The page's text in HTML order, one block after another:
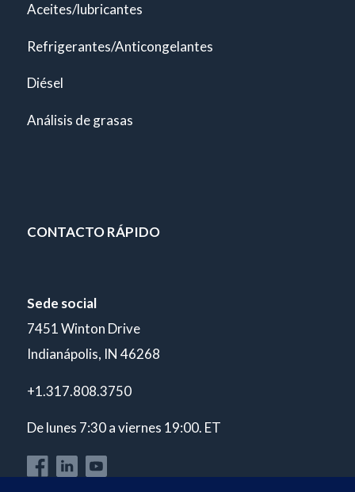
Aceites/lubricantes
Refrigerantes/Anticongelantes
Diésel
Análisis de grasas
CONTACTO RÁPIDO
Sede social
7451 Winton Drive
Indianápolis, IN 46268
+1.317.808.3750
De lunes 7:30 a viernes 19:00. ET